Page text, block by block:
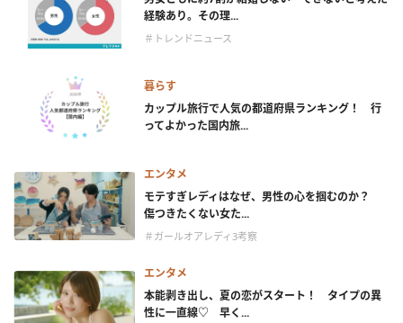
経験あり。その理...
＃トレンドニュース
暮らす
カップル旅行で人気の都道府県ランキング！ 行
ってよかった国内旅...
エンタメ
モテすぎレディはなぜ、男性の心を掴むのか？
傷つきたくない女た...
＃ガールオアレディ3考察
エンタメ
本能剥き出し、夏の恋がスタート！ タイプの異
性に一直線♡ 早く...